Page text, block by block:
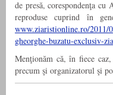
de presă, corespondenţa
reproduse cuprind în
www.ziaristionline.ro/2011/
gheorghe-buzatu-exclusiv-
Menţionăm că, în fiece
precum şi organizatorul şi